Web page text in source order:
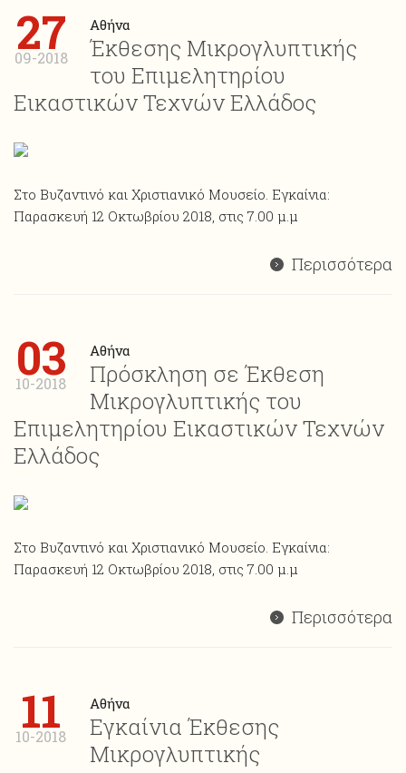
27
09-2018
Αθήνα
Έκθεσης Μικρογλυπτικής
του Επιμελητηρίου
Εικαστικών Τεχνών Ελλάδος
Στο Βυζαντινό και Χριστιανικό Μουσείο. Εγκαίνια:
Παρασκευή 12 Οκτωβρίου 2018, στις 7.00 μ.μ
Περισσότερα
03
10-2018
Αθήνα
Πρόσκληση σε Έκθεση
Μικρογλυπτικής του
Επιμελητηρίου Εικαστικών Τεχνών
Ελλάδος
Στο Βυζαντινό και Χριστιανικό Μουσείο. Εγκαίνια:
Παρασκευή 12 Οκτωβρίου 2018, στις 7.00 μ.μ
Περισσότερα
11
10-2018
Αθήνα
Εγκαίνια Έκθεσης
Μικρογλυπτικής